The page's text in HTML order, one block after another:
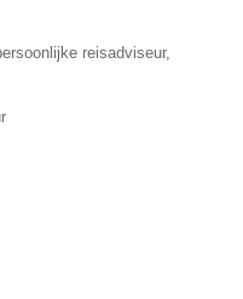
reisadviseur,